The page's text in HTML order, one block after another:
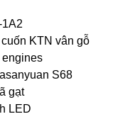
KTN vân gỗ
engines
S68
gạt
LED